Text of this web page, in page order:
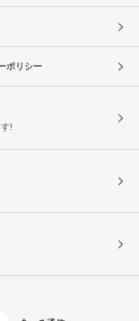
ポリシー
!